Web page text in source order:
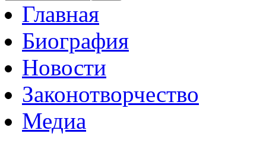
Главная
Биография
Новости
Законотворчество
Медиа